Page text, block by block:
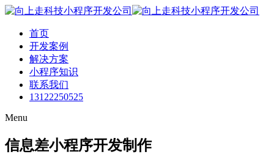
首页
开发案例
解决方案
小程序知识
联系我们
13122250525
Menu
信息差小程序开发制作